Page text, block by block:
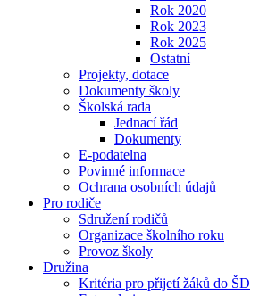
Rok 2020
Rok 2023
Rok 2025
Ostatní
Projekty, dotace
Dokumenty školy
Školská rada
Jednací řád
Dokumenty
E-podatelna
Povinné informace
Ochrana osobních údajů
Pro rodiče
Sdružení rodičů
Organizace školního roku
Provoz školy
Družina
Kritéria pro přijetí žáků do ŠD